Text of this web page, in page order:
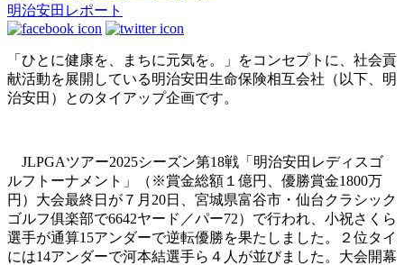
明治安田レポート
「ひとに健康を、まちに元気を。」をコンセプトに、社会貢
献活動を展開している明治安田生命保険相互会社（以下、明
治安田）とのタイアップ企画です。
JLPGAツアー2025シーズン第18戦「明治安田レディスゴ
ルフトーナメント」（※賞金総額１億円、優勝賞金1800万
円）大会最終日が７月20日、宮城県富谷市・仙台クラシック
ゴルフ俱楽部で6642ヤード／パー72）で行われ、小祝さくら
選手が通算15アンダーで逆転優勝を果たしました。２位タイ
には14アンダーで河本結選手ら４人が並びました。大会開幕